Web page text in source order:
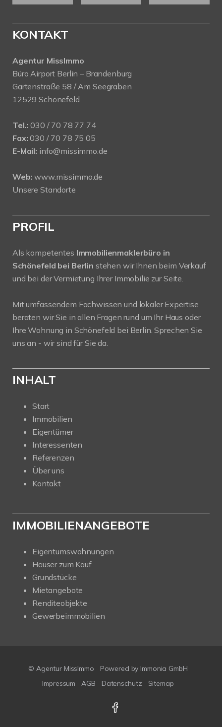
KONTAKT
Agentur MissImmo
Büro Airport Berlin – Brandenburg
Gartenstraße 58 / Am Seegraben
12529 Schönefeld
Tel.: 030 / 70 78 77 74
Fax: 030 / 70 78 75 05
E-Mail: info@missimmo.de
Web: www.missimmo.de
Unsere Standorte
PROFIL
Als kompetentes Immobilienmaklerbüro in
Schönefeld bei Berlin stehen wir Ihnen beim Verkauf
und bei der Vermietung Ihrer Immobilie zur Seite.
Mit umfassendem Fachwissen und lokaler Expertise
beraten wir Sie in allen Fragen rund um Ihr Haus oder
Ihre Wohnung in Schönefeld bei Berlin. Sprechen Sie
uns an - wir sind für Sie da.
INHALT
Start
Immobilien
Eigentümer
Interessenten
Referenzen
Über uns
Kontakt
IMMOBILIENANGEBOTE
Eigentumswohnungen
Häuser zum Kauf
Grundstücke
Mietangebote
Renditeobjekte
Gewerbeimmobilien
© Agentur MissImmo Powered by Immonia GmbH
Impressum
AGB Datenschutz Sitemap